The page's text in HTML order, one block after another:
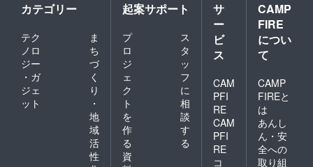
カテゴリー
テク
ノロ
ジー
・ガ
ジェ
ット
ま
ち
づ
く
り
・
地
域
活
性
起案サポート
プ
ロ
ジ
ェ
ク
ト
を
作
る
ス
タ
ッ
フ
に
相
談
す
る
資
サ
ー
ビ
ス
CAM
PFI
RE
CAM
PFI
RE
コ
CAMP
FIRE
につい
て
CAMP
FIREと
は
あんし
ん・安
全への
取り組